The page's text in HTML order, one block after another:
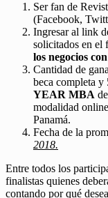
Ser fan de
(Facebook,
Ingresar al link
solicitados en el
los negocios
Cantidad de
beca completa y
YEAR MBA
modalidad
Panamá.
Fecha de la
2018.
Entre todos los
finalistas quienes
contando por qué